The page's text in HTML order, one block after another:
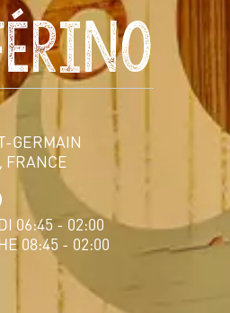
GERMAIN
FRANCE
06:45 - 02:00
08:45 - 02:00